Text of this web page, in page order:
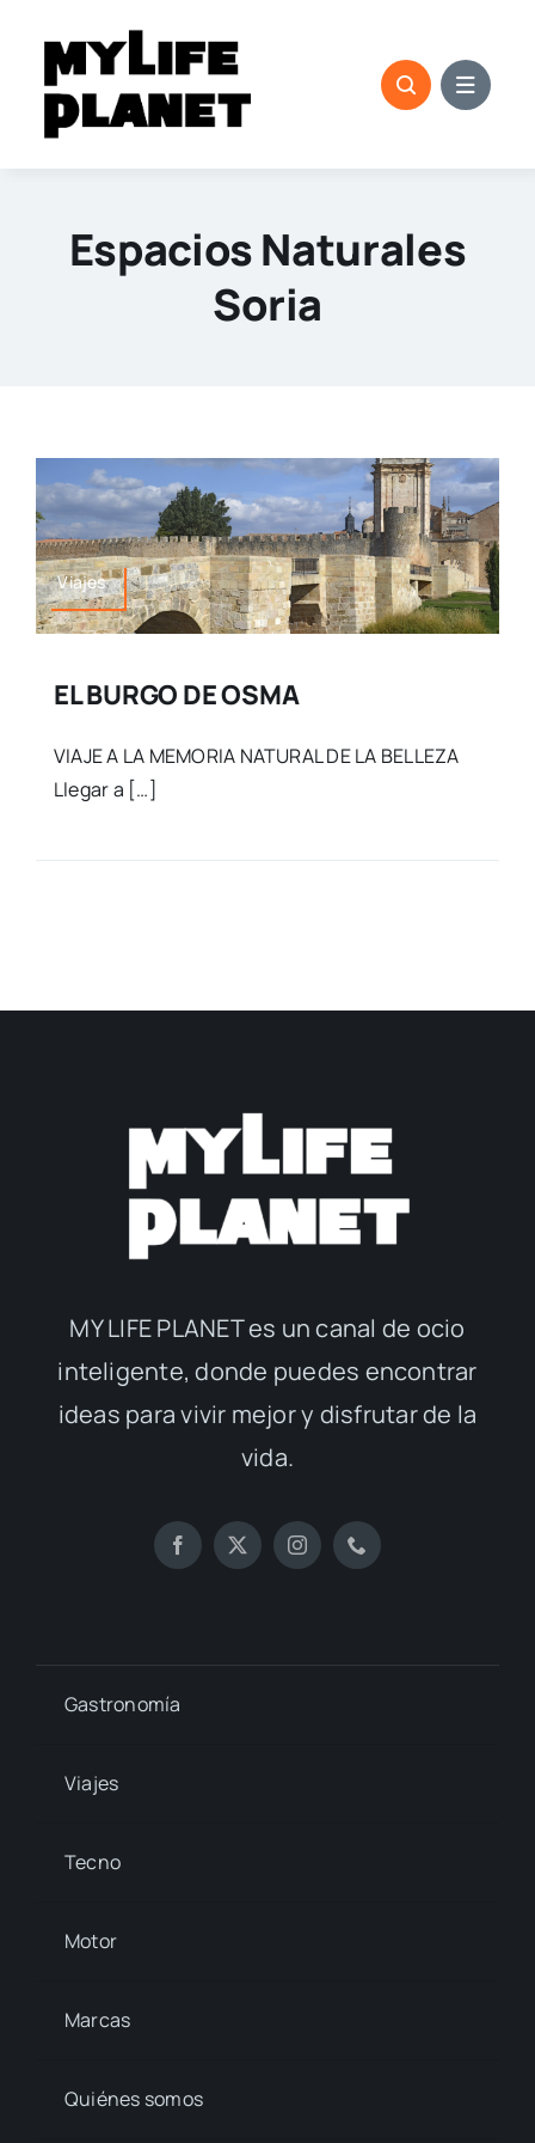
contenido
Espacios Naturales
Soria
Viajes
EL BURGO DE OSMA
VIAJE A LA MEMORIA NATURAL DE LA BELLEZA
Llegar a […]
MY LIFE PLANET es un canal de ocio
inteligente, donde puedes encontrar
ideas para vivir mejor y disfrutar de la
vida.
Gastronomía
Viajes
Tecno
Motor
Marcas
Quiénes somos